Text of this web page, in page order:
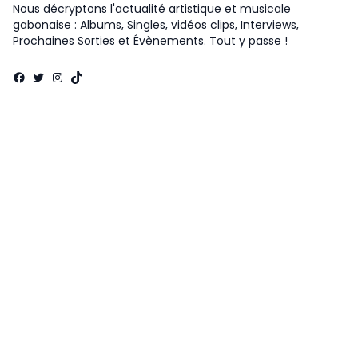
Nous décryptons l'actualité artistique et musicale
gabonaise : Albums, Singles, vidéos clips, Interviews,
Prochaines Sorties et Évènements. Tout y passe !
Facebook
Twitter
Instagram
TikTok